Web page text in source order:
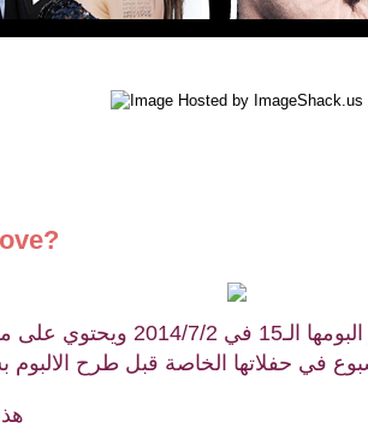
تستعد ايومي هاماساكي لاصدر
في حفلاتها الخاصة قبل طرح الالبوم